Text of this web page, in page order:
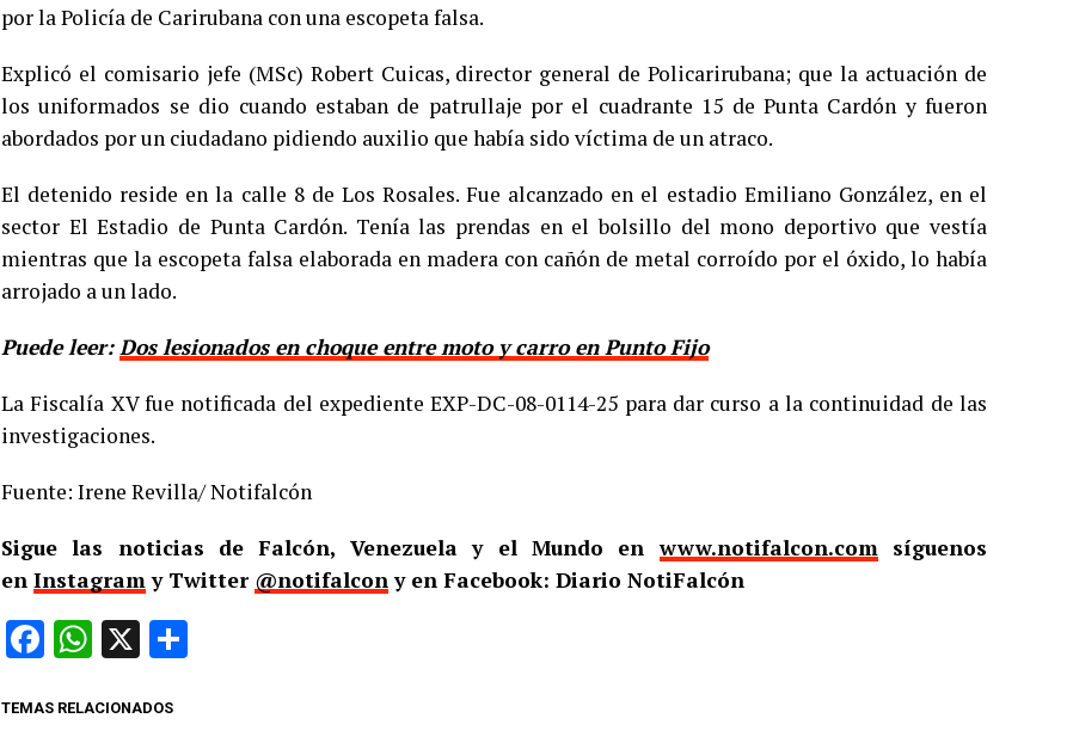
por la Policía de Carirubana con una escopeta falsa.
Explicó el comisario jefe (MSc) Robert Cuicas, director general de Policarirubana; que la actuación de
los uniformados se dio cuando estaban de patrullaje por el cuadrante 15 de Punta Cardón y fueron
abordados por un ciudadano pidiendo auxilio que había sido víctima de un atraco.
El detenido reside en la calle 8 de Los Rosales. Fue alcanzado en el estadio Emiliano González, en el
sector El Estadio de Punta Cardón. Tenía las prendas en el bolsillo del mono deportivo que vestía
mientras que la escopeta falsa elaborada en madera con cañón de metal corroído por el óxido, lo había
arrojado a un lado.
Puede leer:Dos lesionados en choque entre moto y carro en Punto Fijo
La Fiscalía XV fue notificada del expediente EXP-DC-08-0114-25 para dar curso a la continuidad de las
investigaciones.
Fuente: Irene Revilla/ Notifalcón
Sigue las noticias de Falcón, Venezuela y el Mundo enwww.notifalcon.comsíguenos
en Instagramy Twitter @notifalcony en Facebook: Diario NotiFalcón
Facebook
WhatsApp
X
TEMAS RELACIONADOS